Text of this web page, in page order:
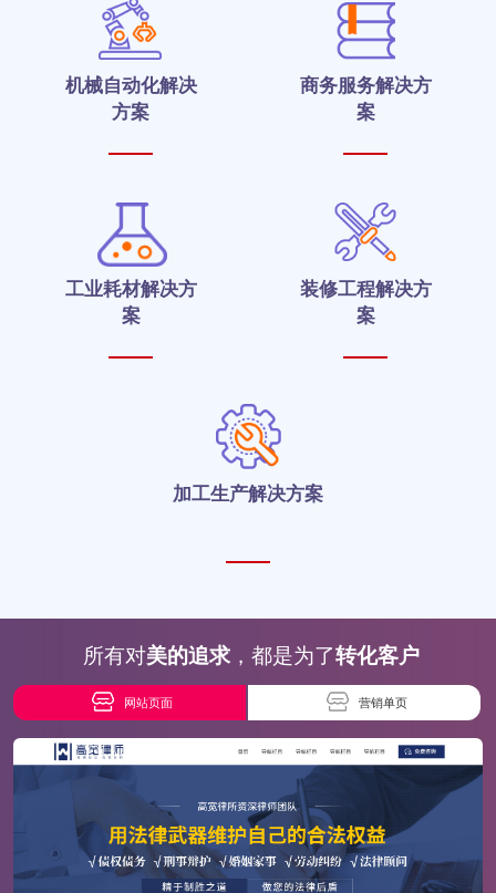
机械自动化解决
方案
商务服务解决方
案
工业耗材解决方
案
装修工程解决方
案
加工生产解决方案
所有对美的追求 ，都是为了转化客户
网站页面 营销单页